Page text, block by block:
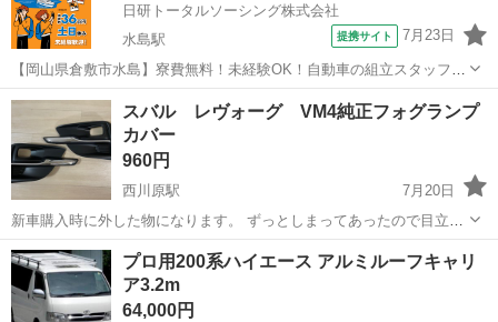
日研トータルソーシング株式会社
水島駅
提携サイト 7月23日
【岡山県倉敷市水島】寮費無料！未経験OK！自動車の組立スタッフ
《お仕事No.NS0089》 お仕事について 車の組立作業です。専用レール
に乗って流れてくる車の骨組みに、車内外の各部品・ハンドル・足回
り・ドア・シートなどの各...
岡山 倉敷市 その他
スバル レヴォーグ VM4純正フォグランプ
カバー
960円
西川原駅
7月20日
新車購入時に外した物になります。 ずっとしまってあったので目立っ
たキズ等は ありません。 レヴォーグVM4 D型です。 3月には捨てよう
と思っています。
岡山 岡山市 西川原駅 外装、車外用品 レヴォーグ
プロ用200系ハイエース アルミルーフキャリ
ア3.2m
64,000円